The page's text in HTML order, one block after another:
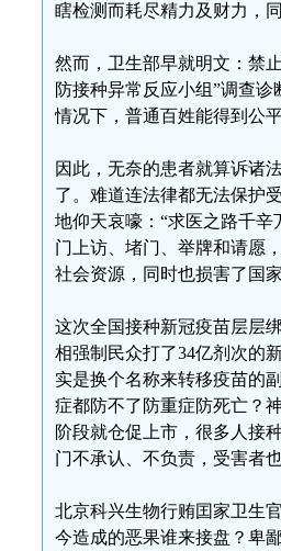
瞎检测而耗尽精力及财力，
然而，卫生部早就明文：禁
防接种异常反应小组”调查
情况下，普通百姓能得到公
因此，无奈的患者就算诉诸
了。难道连法律都无法保护
地仰天哀嚎：“求医之路千
门上访、堵门、举牌和请愿
社会资源，同时也损害了国
这次全国接种新冠疫苗层层
相强制民众打了34亿剂次的
实是换个名称来转移疫苗的
症都防不了防重症防死亡？
阶段就仓促上市，很多人接
门不承认、不负责，受害者
北京科兴生物行贿囯家卫生
今造成的恶果谁来接盘？卑